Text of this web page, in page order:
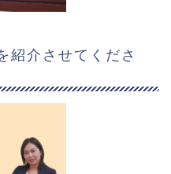
紹介させてくださ